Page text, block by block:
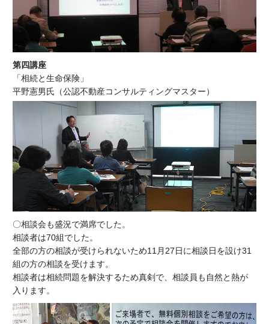
第四講座
「相続と生命保険」
平野憲男氏（公認不動産コンサルティングマスター）
〇相談会も盛況で満席でした。
相談者は70組でした。
全部の方の相談が受けられないため11月27日に相談日を設け31
組の方の相談を受けます。
相談者は相続問題を解決するため真剣で、相談員も自然と熱が
入ります。